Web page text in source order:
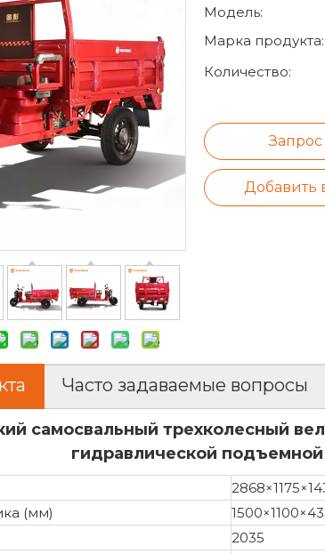
Модель:
Марка продукта:
Количество:
Добавить
Часто задаваемые вопросы
самосвальный трехколесный
гидравлической
(мм)
2035